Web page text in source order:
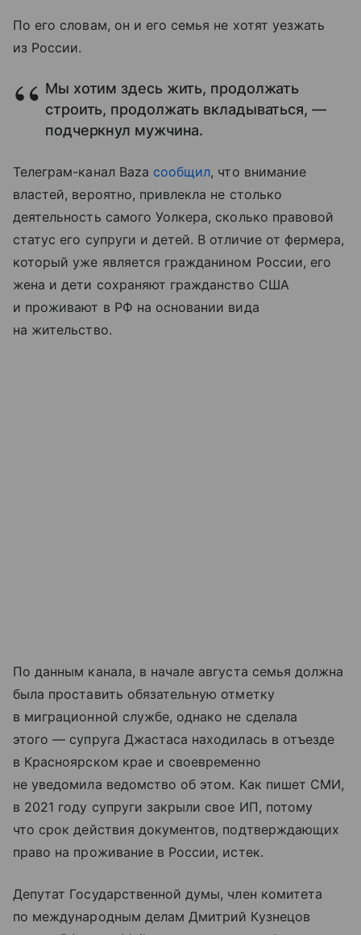
По его словам, он и его семья не хотят уезжать
из России.
Мы хотим здесь жить, продолжать
строить, продолжать вкладываться, —
подчеркнул мужчина.
Телеграм-канал Baza сообщил, что внимание
властей, вероятно, привлекла не столько
деятельность самого Уолкера, сколько правовой
статус его супруги и детей. В отличие от фермера,
который уже является гражданином России, его
жена и дети сохраняют гражданство США
и проживают в РФ на основании вида
на жительство.
По данным канала, в начале августа семья должна
была проставить обязательную отметку
в миграционной службе, однако не сделала
этого — супруга Джастаса находилась в отъезде
в Красноярском крае и своевременно
не уведомила ведомство об этом. Как пишет СМИ,
в 2021 году супруги закрыли свое ИП, потому
что срок действия документов, подтверждающих
право на проживание в России, истек.
Депутат Государственной думы, член комитета
по международным делам Дмитрий Кузнецов